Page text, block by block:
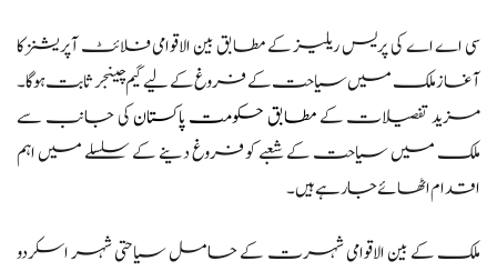
سی اے اے کی پریس ریلیز کے مطابق بین الاقوامی فلائٹ آپریشنز کا
آغاز ملک میں سیاحت کے فروغ کے لیے گیم چینجر ثابت ہوگا۔
مزید تفصیلات کےمطابق حکومت پاکستانکی جانب سے
ملک میں سیاحت کے شعبے کو فروغ دینے کے سلسلے میں اہم
اقدام اٹھائے جا رہے ہیں۔
ملک کے بین الاقوامی شہرت کے حامل سیاحتی شہر اسکردو